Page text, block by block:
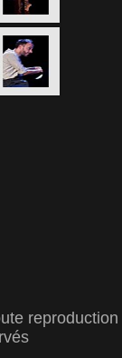
reproduction